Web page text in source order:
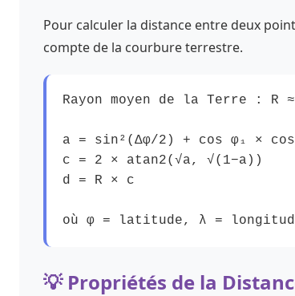
Pour calculer la distance entre deux
compte de la courbure terrestre.
Rayon moyen de la Terre : R
a = sin²(Δφ/2) + cos φ₁ ×
c = 2 × atan2(√a, √(1−a))
d = R × c
où φ = latitude, λ =
💡 Propriétés de la